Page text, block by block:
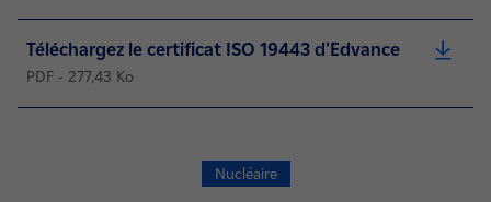
Téléchargez le certificat ISO 19443 d'Edvance
PDF - 277,43 Ko
Nucléaire